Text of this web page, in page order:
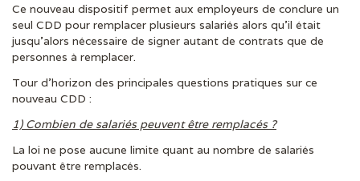
Ce nouveau dispositif permet aux employeurs de conclure un
seul CDD pour remplacer plusieurs salariés alors qu’il était
jusqu’alors nécessaire de signer autant de contrats que de
personnes à remplacer.
Tour d’horizon des principales questions pratiques sur ce
nouveau CDD :
1) Combien de salariés peuvent être remplacés ?
La loi ne pose aucune limite quant au nombre de salariés
pouvant être remplacés.